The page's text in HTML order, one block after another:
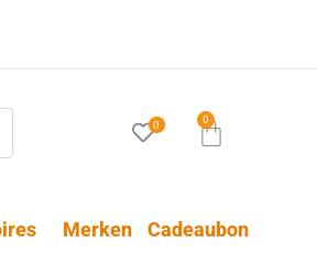
0 0
Merken Cadeaubon